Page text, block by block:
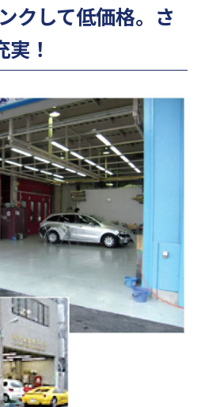
クして低価格。さ
！